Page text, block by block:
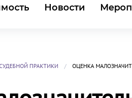
Новости
ПРАКТИКИ ОЦЕНКА